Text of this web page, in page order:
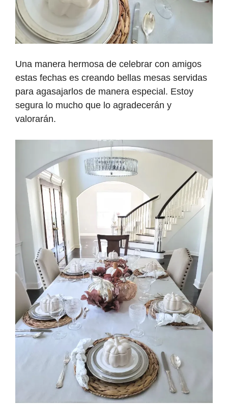
Una manera hermosa de celebrar con amigos
estas fechas es creando bellas mesas servidas
para agasajarlos de manera especial. Estoy
segura lo mucho que lo agradecerán y
valorarán.